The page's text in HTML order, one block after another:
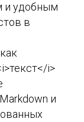
и удобным
в
i>
и